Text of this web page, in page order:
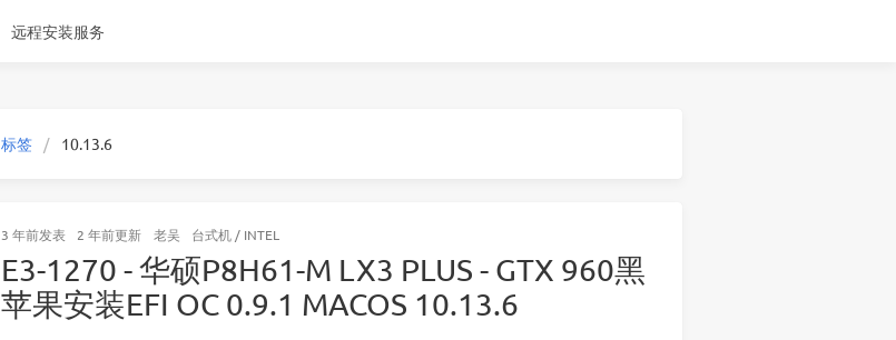
远程安装服务
标签 10.13.6
3 年前发表 2 年前更新 老吴 台式机 / INTEL
E3-1270 - 华硕P8H61-M LX3 PLUS - GTX 960黑
苹果安装EFI OC 0.9.1 MACOS 10.13.6